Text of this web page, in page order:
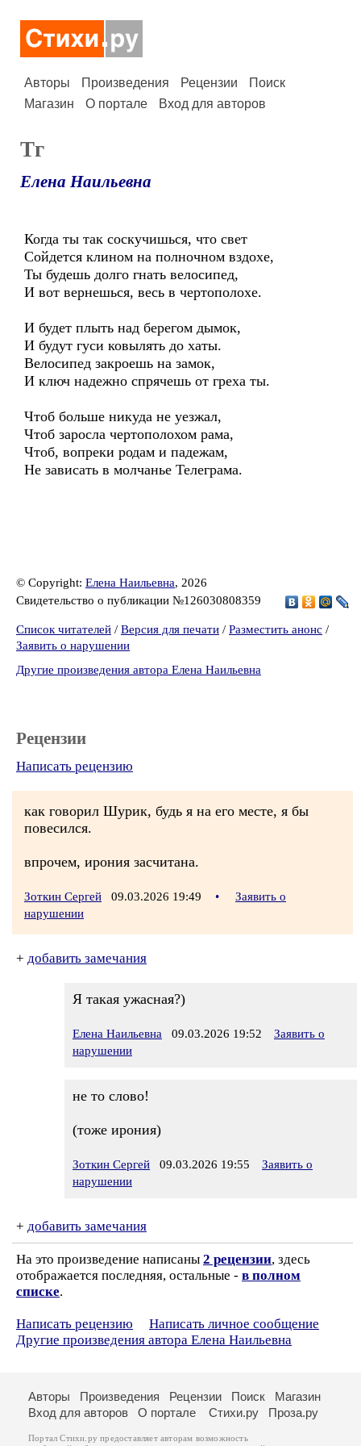
Авторы Произведения Рецензии
Поиск
Магазин
О портале Вход для авторов
Тг
Елена Наильевна
Когда ты так соскучишься, что свет
Сойдется клином на полночном вздохе,
Ты будешь долго гнать велосипед,
И вот вернешься, весь в чертополохе.
И будет плыть над берегом дымок,
И будут гуси ковылять до хаты.
Велосипед закроешь на замок,
И ключ надежно спрячешь от греха ты.
Чтоб больше никуда не уезжал,
Чтоб заросла чертополохом рама,
Чтоб, вопреки родам и падежам,
Не зависать в молчанье Телеграма.
© Copyright: Елена Наильевна, 2026
Свидетельство о публикации №126030808359
Список читателей / Версия для печати / Разместить анонс /
Заявить о нарушении
Другие произведения автора Елена Наильевна
Рецензии
Написать рецензию
как говорил Шурик, будь я на его месте, я бы
повесился.
впрочем, ирония засчитана.
Зоткин Сергей 09.03.2026 19:49 •
Заявить о
нарушении
+ добавить замечания
Я такая ужасная?)
Елена Наильевна 09.03.2026 19:52
Заявить о
нарушении
не то слово!
(тоже ирония)
Зоткин Сергей 09.03.2026 19:55
Заявить о
нарушении
+ добавить замечания
На это произведение написаны 2 рецензии, здесь
отображается последняя, остальные - в полном
списке.
Написать рецензию
Написать личное сообщение
Другие произведения автора Елена Наильевна
Авторы Произведения Рецензии Поиск
Магазин
Вход для авторов
О портале Стихи.ру Проза.ру
Портал Стихи.ру предоставляет авторам возможность